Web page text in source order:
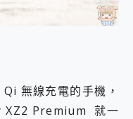
無線充電的手機，
XZ2 Premium 就一